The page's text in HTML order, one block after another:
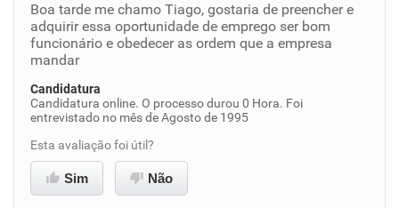
Boa tarde me chamo Tiago, gostaria de preencher e
adquirir essa oportunidade de emprego ser bom
funcionário e obedecer as ordem que a empresa
mandar
Candidatura
Candidatura online. O processo durou 0 Hora. Foi
entrevistado no mês de Agosto de 1995
Esta avaliação foi útil?
Sim Não